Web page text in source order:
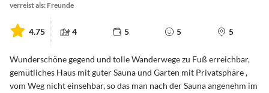
verreist als: Freunde
4.75 4 5 5 5
Wunderschöne gegend und tolle Wanderwege zu Fuß erreichbar,
gemütliches Haus mit guter Sauna und Garten mit Privatsphäre ,
vom Weg nicht einsehbar, so das man nach der Sauna angenehm im